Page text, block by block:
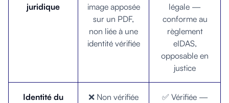
juridique
image apposée
sur un PDF,
non liée à une
identité vérifiée
légale —
conforme au
règlement
eIDAS,
opposable en
justice
Identité du
❌ Non vérifiée
✅ Vérifiée —